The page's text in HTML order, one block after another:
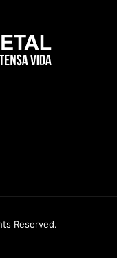
Reserved.